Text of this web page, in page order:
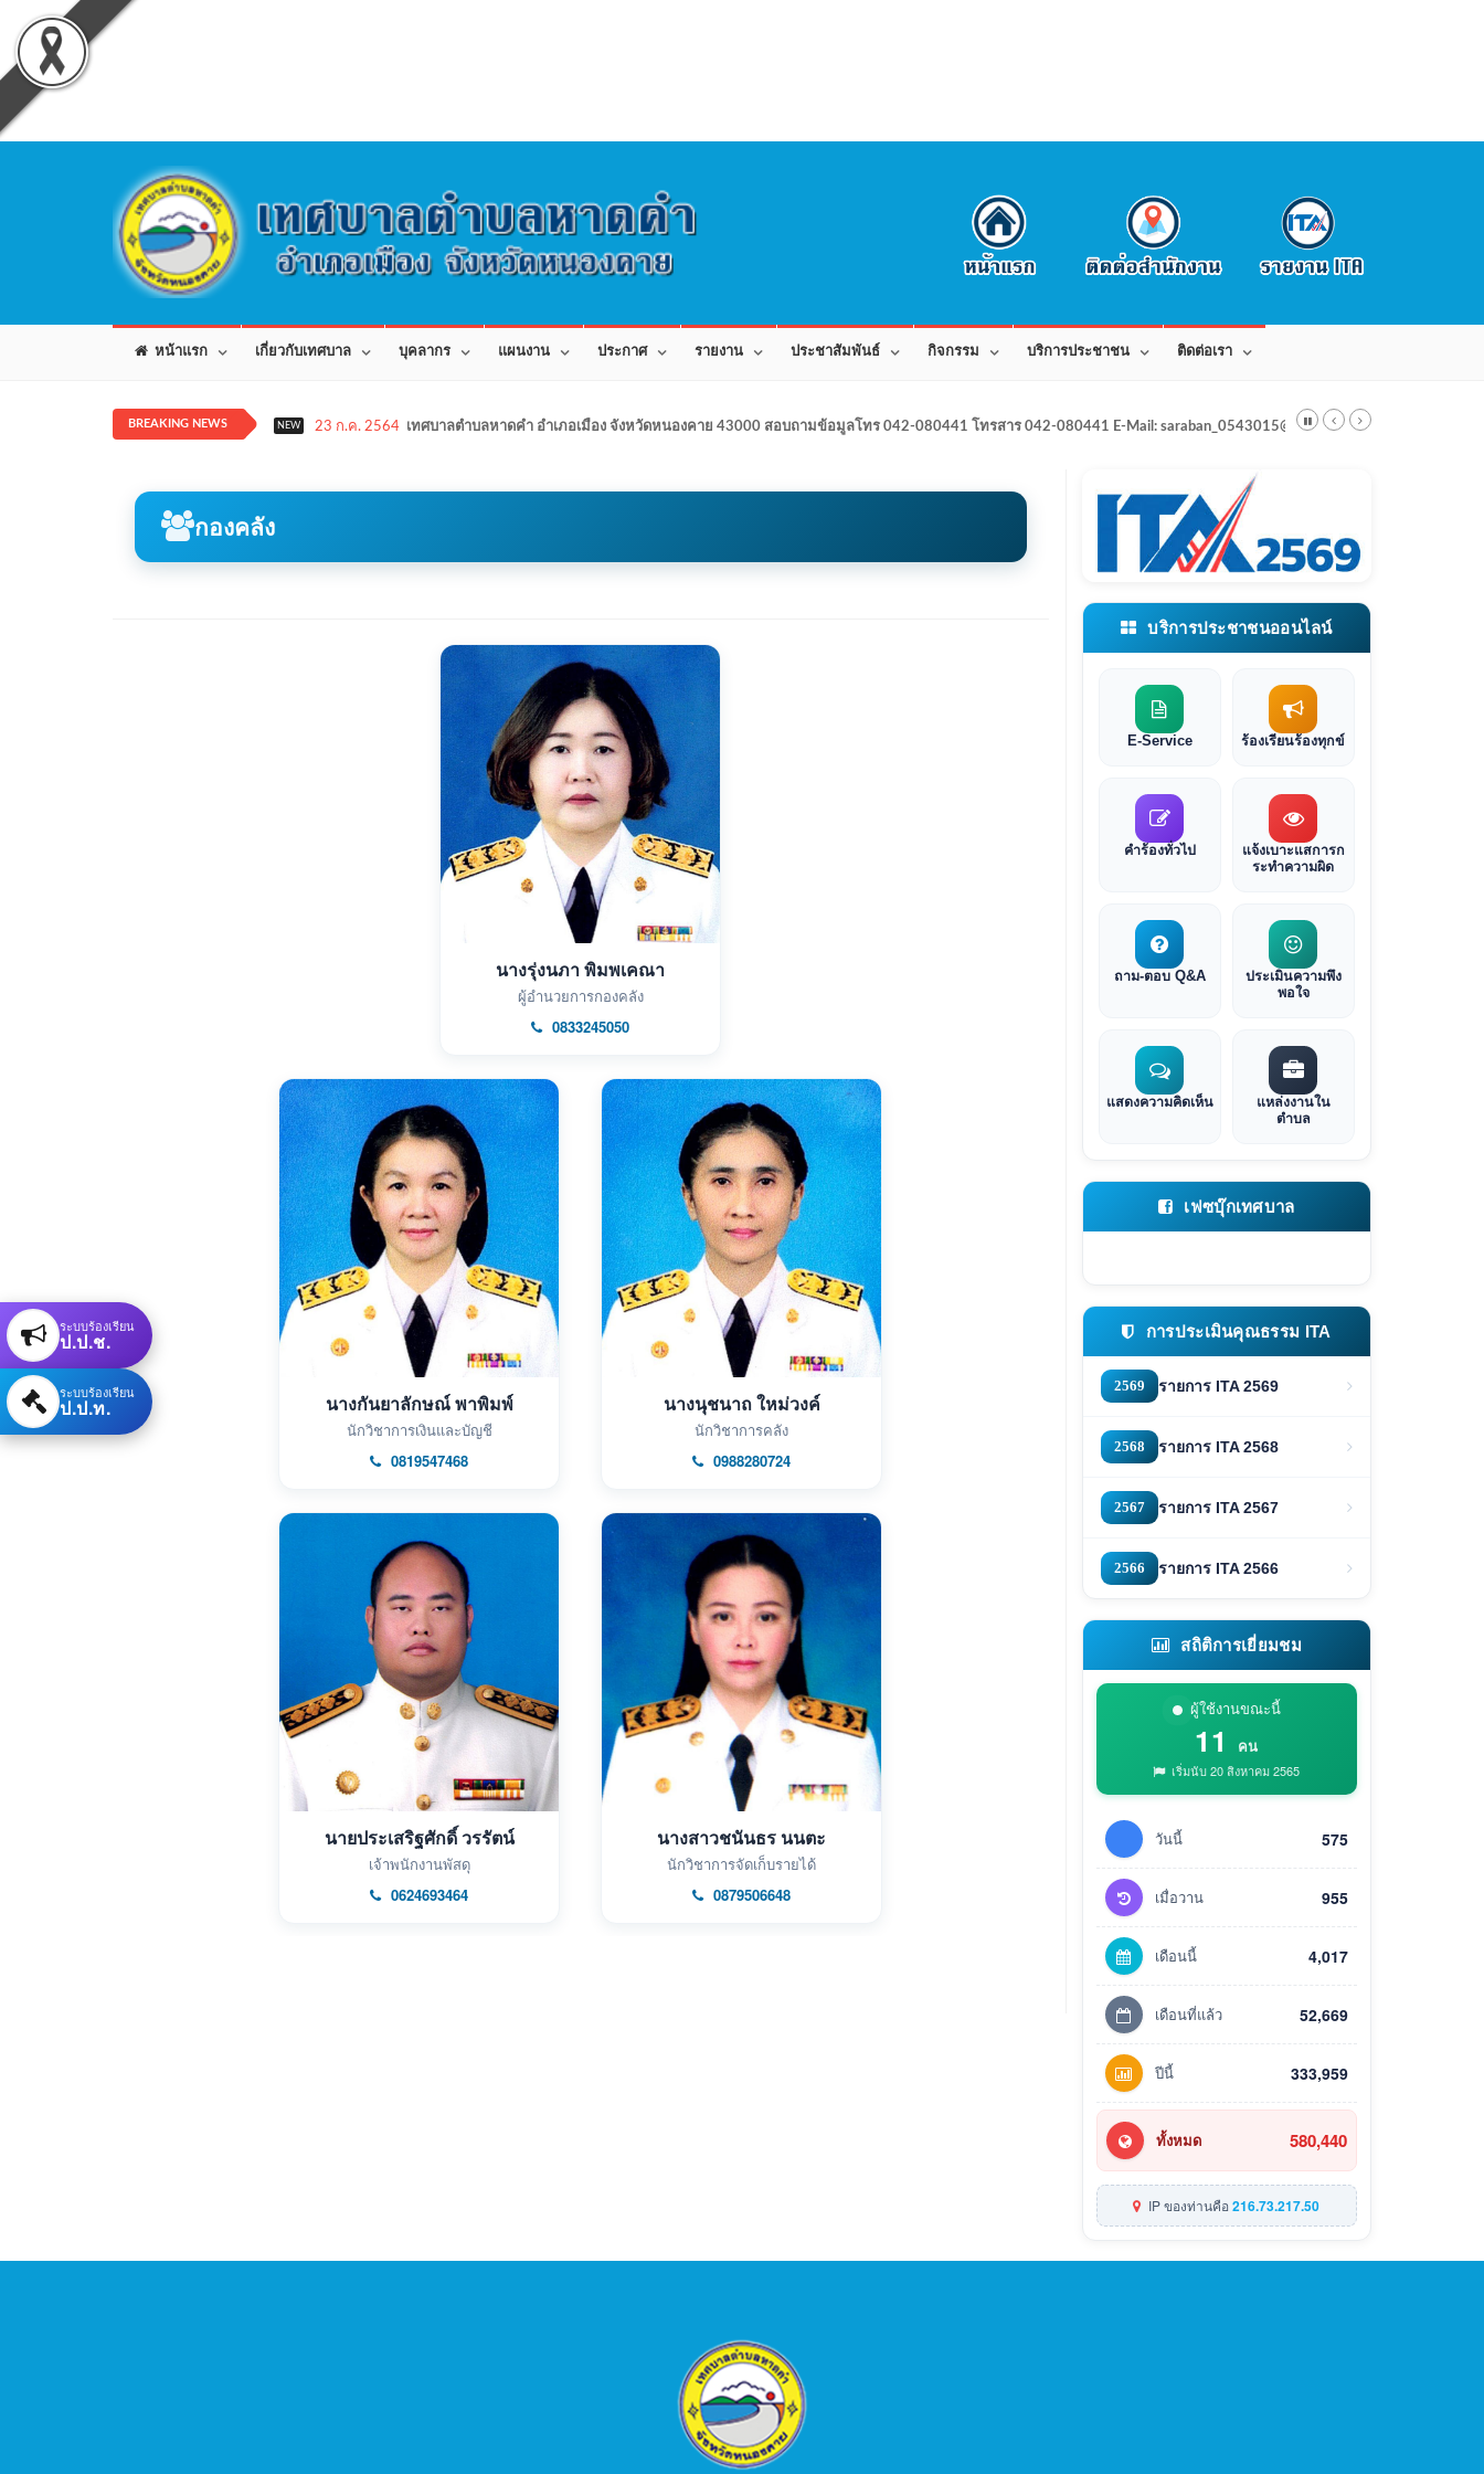
หน้าแรก เกี่ยวกับเทศบาล บุคลากร แผนงาน ประกาศ รายงาน ประชาสัมพันธ์ กิจกรรม บริการประชาชน ติดต่อเรา
BREAKING NEWS NEW 23 ก.ค. 2564 เทศบาลตำบลหาดคำ อำเภอเมือง จังหวัดหนองคาย 43000 สอบถามข้อมูลโทร 042-080441 โทรสาร 042-080441 E-Mail: saraban_0543015@dla.go.th
กองคลัง
นางรุ่งนภา พิมพเคณา
ผู้อำนวยการกองคลัง
0833245050
นางกันยาลักษณ์ พาพิมพ์
นักวิชาการเงินและบัญชี
0819547468
นางนุชนาถ ใหม่วงค์
นักวิชาการคลัง
0988280724
นายประเสริฐศักดิ์ วรรัตน์
เจ้าพนักงานพัสดุ
0624693464
นางสาวชนันธร นนตะ
นักวิชาการจัดเก็บรายได้
0879506648
บริการประชาชนออนไลน์
E-Service ร้องเรียนร้องทุกข์
คำร้องทั่วไป
แจ้งเบาะแสการก
ระทำความผิด
ถาม-ตอบ Q&A
ประเมินความพึง
พอใจ
แสดงความคิดเห็น
แหล่งงานใน
ตำบล
เฟซบุ๊กเทศบาล
การประเมินคุณธรรม ITA
2569 รายการ ITA 2569
2568 รายการ ITA 2568
2567 รายการ ITA 2567
2566 รายการ ITA 2566
สถิติการเยี่ยมชม
ผู้ใช้งานขณะนี้
11 คน
เริ่มนับ 20 สิงหาคม 2565
วันนี้ 575
เมื่อวาน 955
เดือนนี้ 4,017
เดือนที่แล้ว 52,669
ปีนี้ 333,959
ทั้งหมด 580,440
IP ของท่านคือ216.73.217.50
ระบบร้องเรียน
ป.ป.ช.
ระบบร้องเรียน
ป.ป.ท.